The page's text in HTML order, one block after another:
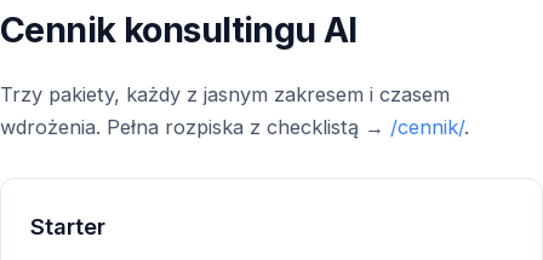
Cennik konsultingu AI
Trzy pakiety, każdy z jasnym zakresem i czasem
wdrożenia. Pełna rozpiska z checklistą → /cennik/.
Starter